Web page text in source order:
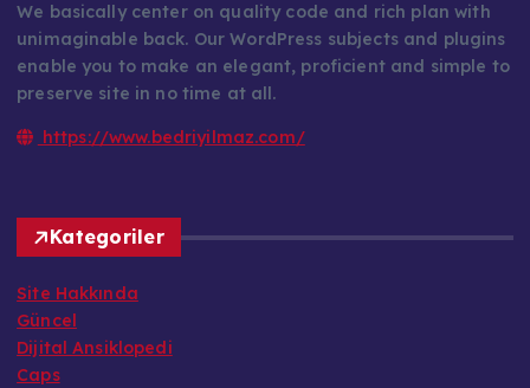
We basically center on quality code and rich plan with
unimaginable back. Our WordPress subjects and plugins
enable you to make an elegant, proficient and simple to
preserve site in no time at all.
https://www.bedriyilmaz.com/
Kategoriler
Site Hakkında
Güncel
Dijital Ansiklopedi
Caps